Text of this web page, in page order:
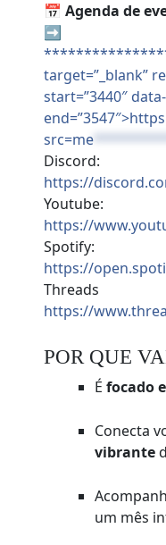
📅Agenda de
➡️
target=”_blank”
start=”3440″ data-
src=me
Discord:
https://
Youtube:
https://
Spotify:
https://
Threads
https://
POR QUE
Éfocado
Conecta
vibrante
um mês